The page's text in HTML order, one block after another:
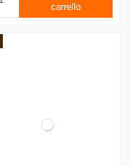
carrello